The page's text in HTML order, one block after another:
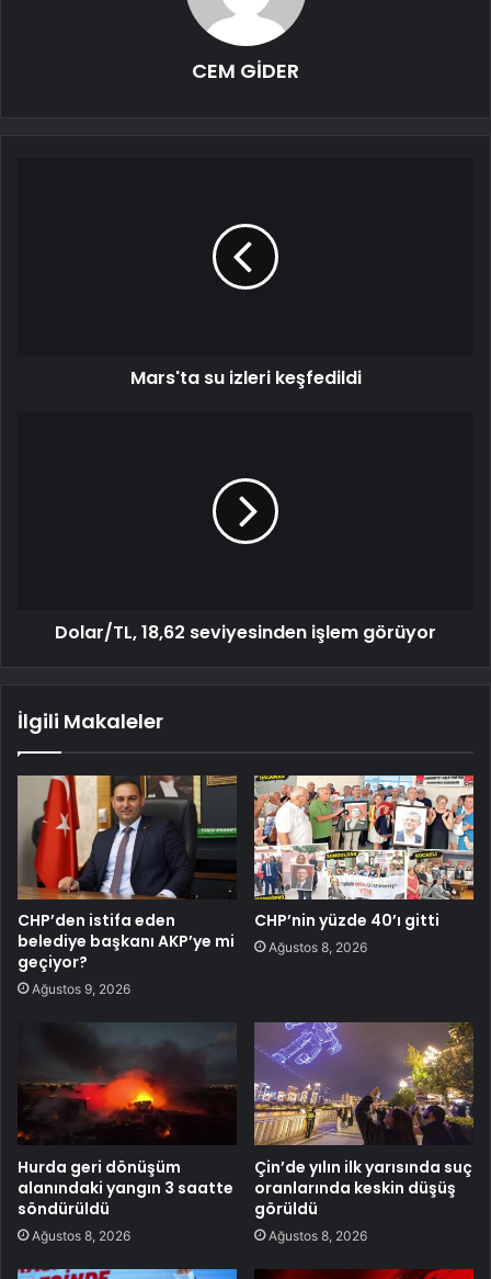
CEM GİDER
Mars'ta su izleri keşfedildi
Dolar/TL, 18,62 seviyesinden işlem görüyor
İlgili Makaleler
CHP’den istifa eden
belediye başkanı AKP’ye mi
geçiyor?
Ağustos 9, 2026
CHP’nin yüzde 40’ı gitti
Ağustos 8, 2026
Hurda geri dönüşüm
alanındaki yangın 3 saatte
söndürüldü
Ağustos 8, 2026
Çin’de yılın ilk yarısında suç
oranlarında keskin düşüş
görüldü
Ağustos 8, 2026